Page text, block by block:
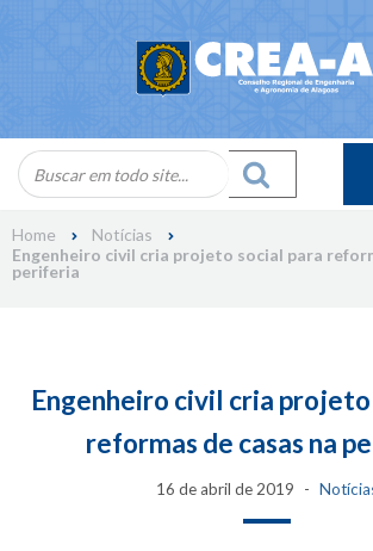
Home
Notícias
Engenheiro civil cria projeto social para
periferia
Engenheiro civil cria
reformas de casas na
16 de abril de 2019